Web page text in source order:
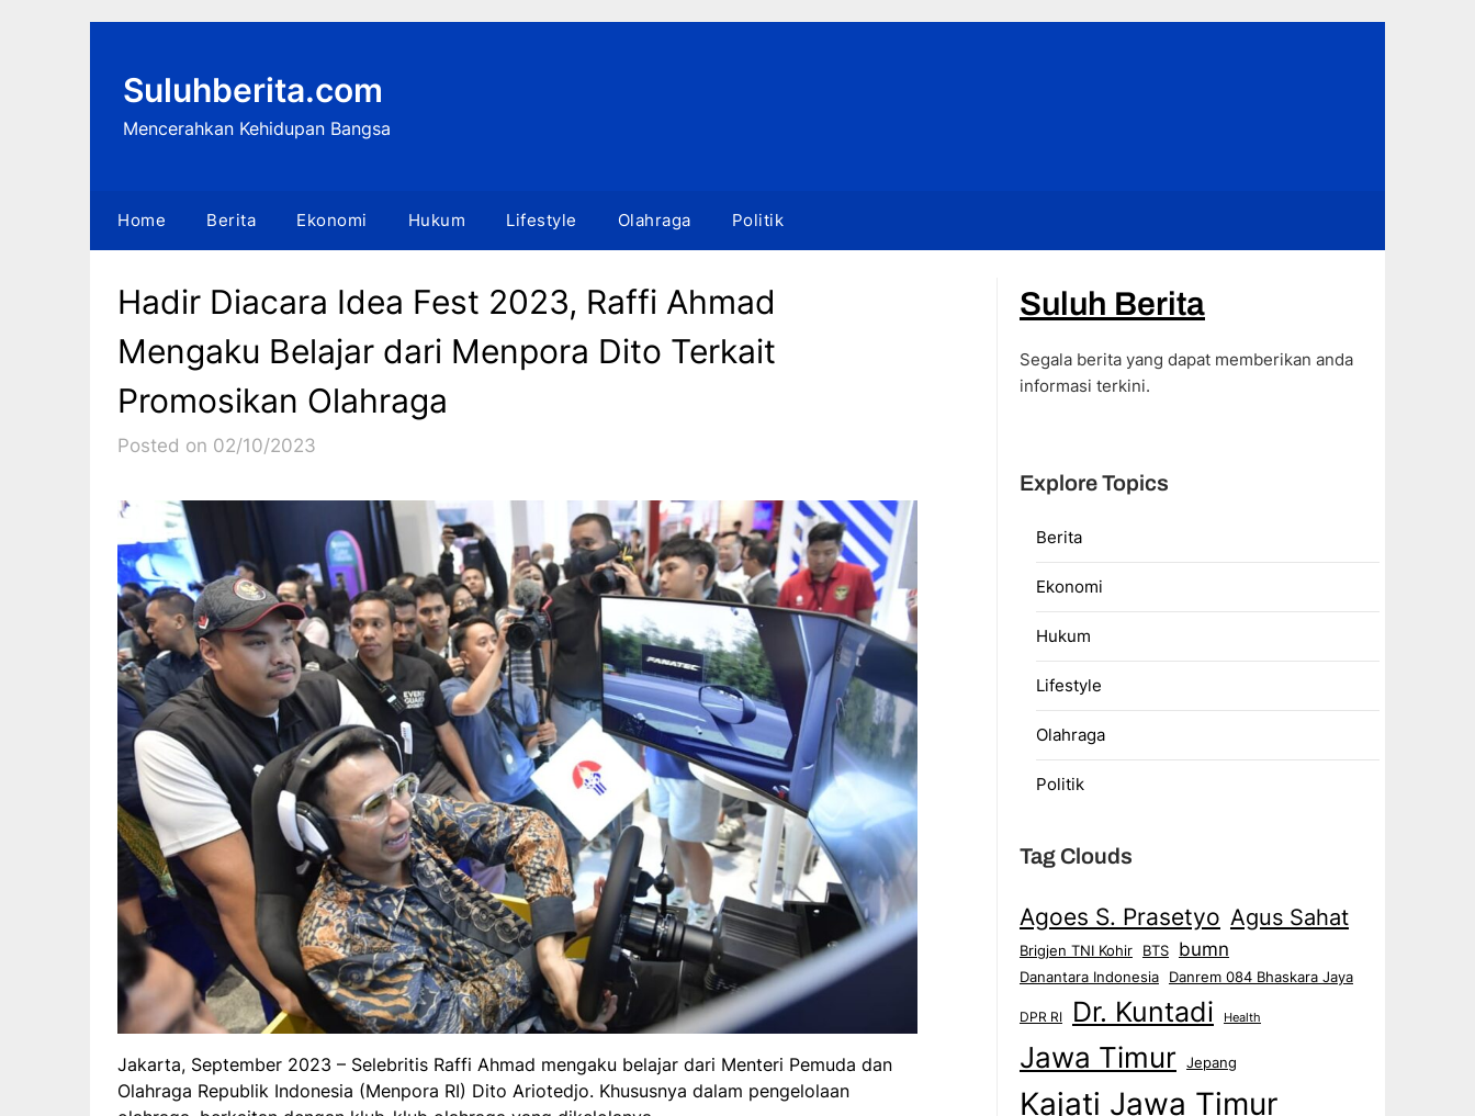
Suluhberita.com
Mencerahkan Kehidupan Bangsa
Home Berita Ekonomi Hukum Lifestyle Olahraga Politik
Hadir Diacara Idea Fest 2023, Raffi Ahmad
Mengaku Belajar dari Menpora Dito Terkait
Promosikan Olahraga
Posted on 02/10/2023
Jakarta, September 2023 – Selebritis Raffi Ahmad mengaku belajar dari Menteri Pemuda dan
Olahraga Republik Indonesia (Menpora RI) Dito Ariotedjo. Khususnya dalam pengelolaan
Suluh Berita
Segala berita yang dapat memberikan anda
informasi terkini.
Explore Topics
Berita
Ekonomi
Hukum
Lifestyle
Olahraga
Politik
Tag Clouds
Agoes S. Prasetyo Agus Sahat
Brigjen TNI Kohir BTS bumn
Danantara Indonesia Danrem 084 Bhaskara Jaya
DPR RI Dr. Kuntadi Health
Jawa Timur Jepang
Kajati Jawa Timur